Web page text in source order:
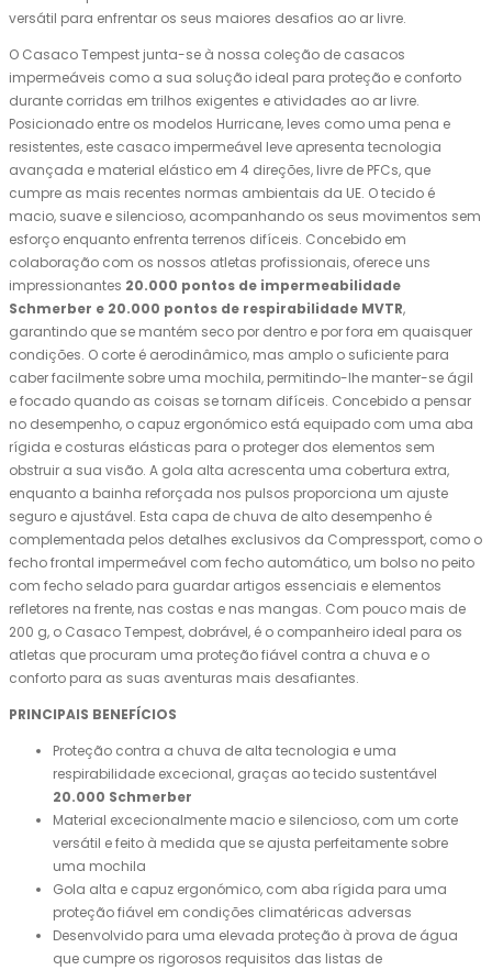
versátil para enfrentar os seus maiores desafios ao ar livre.
O Casaco Tempest junta-se à nossa coleção de casacos
impermeáveis ​​como a sua solução ideal para proteção e conforto
durante corridas em trilhos exigentes e atividades ao ar livre.
Posicionado entre os modelos Hurricane, leves como uma pena e
resistentes, este casaco impermeável leve apresenta tecnologia
avançada e material elástico em 4 direções, livre de PFCs, que
cumpre as mais recentes normas ambientais da UE. O tecido é
macio, suave e silencioso, acompanhando os seus movimentos sem
esforço enquanto enfrenta terrenos difíceis. Concebido em
colaboração com os nossos atletas profissionais, oferece uns
impressionantes 20.000 pontos de impermeabilidade
Schmerber e 20.000 pontos de respirabilidade MVTR,
garantindo que se mantém seco por dentro e por fora em quaisquer
condições. O corte é aerodinâmico, mas amplo o suficiente para
caber facilmente sobre uma mochila, permitindo-lhe manter-se ágil
e focado quando as coisas se tornam difíceis. Concebido a pensar
no desempenho, o capuz ergonómico está equipado com uma aba
rígida e costuras elásticas para o proteger dos elementos sem
obstruir a sua visão. A gola alta acrescenta uma cobertura extra,
enquanto a bainha reforçada nos pulsos proporciona um ajuste
seguro e ajustável. Esta capa de chuva de alto desempenho é
complementada pelos detalhes exclusivos da Compressport, como o
fecho frontal impermeável com fecho automático, um bolso no peito
com fecho selado para guardar artigos essenciais e elementos
refletores na frente, nas costas e nas mangas. Com pouco mais de
200 g, o Casaco Tempest, dobrável, é o companheiro ideal para os
atletas que procuram uma proteção fiável contra a chuva e o
conforto para as suas aventuras mais desafiantes.
PRINCIPAIS BENEFÍCIOS
Proteção contra a chuva de alta tecnologia e uma
respirabilidade excecional, graças ao tecido sustentável
20.000 Schmerber
Material excecionalmente macio e silencioso, com um corte
versátil e feito à medida que se ajusta perfeitamente sobre
uma mochila
Gola alta e capuz ergonómico, com aba rígida para uma
proteção fiável em condições climatéricas adversas
Desenvolvido para uma elevada proteção à prova de água
que cumpre os rigorosos requisitos das listas de